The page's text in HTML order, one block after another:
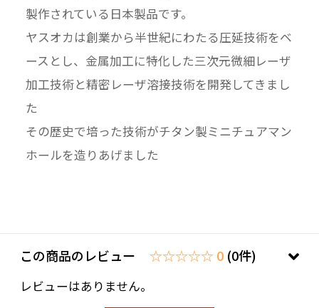
製作されている日本製品です。
ヤスオカは創業から半世紀にわたる圧延技術をベ
ースとし、金属加工に特化した三次元微細レーザ
加工技術と精密レーザ溶接技術を開発してきまし
た
その歴史で培った技術がチタン製ミニチュアマン
ホールを造りあげました
この商品のレビュー ☆☆☆☆☆ 0 (0件)
レビューはありません。